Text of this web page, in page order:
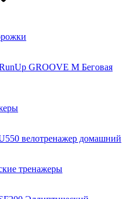
GROOVE M Бе­го­вая
велотренажер домашний
тренажеры